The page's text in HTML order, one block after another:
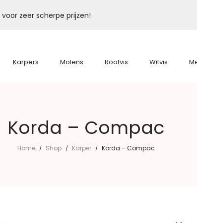
zeer scherpe prijzen!
Karpers Molens Roofvis Witvis
Korda – Compac
Home / Shop / Karper / Korda – Compac